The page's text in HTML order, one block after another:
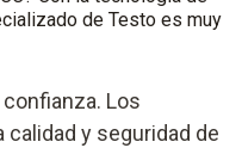
de Testo es muy
Los
y seguridad de